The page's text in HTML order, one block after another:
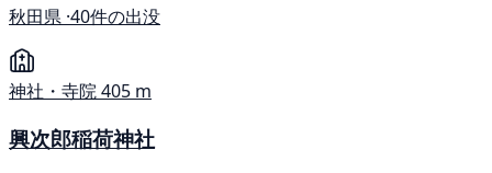
秋田県 ·40件の出没
神社・寺院405 m
興次郎稲荷神社